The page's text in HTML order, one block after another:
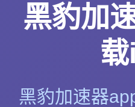
黑豹加
黑豹加速器